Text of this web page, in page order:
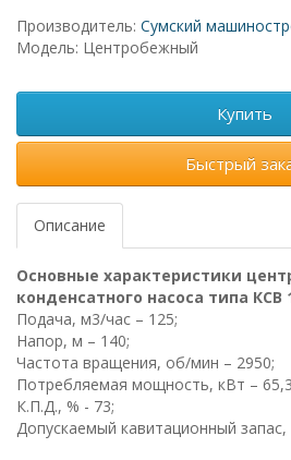
Производитель: Сумский
Модель: Центробежный
Купить
Быстрый
Описание
Основные характеристики
конденсатного насоса типа КСВ
Подача, м3/час – 125;
Напор, м – 140;
Частота вращения, об/мин – 2950;
Потребляемая мощность, кВт –
К.П.Д., % - 73;
Допускаемый кавитационный запас,